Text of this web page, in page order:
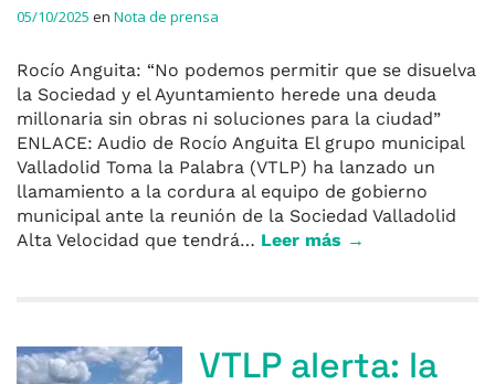
05/10/2025 en Nota de prensa
Rocío Anguita: “No podemos permitir que se disuelva
la Sociedad y el Ayuntamiento herede una deuda
millonaria sin obras ni soluciones para la ciudad”
ENLACE: Audio de Rocío Anguita El grupo municipal
Valladolid Toma la Palabra (VTLP) ha lanzado un
llamamiento a la cordura al equipo de gobierno
municipal ante la reunión de la Sociedad Valladolid
Alta Velocidad que tendrá… Leer más →
VTLP alerta: la